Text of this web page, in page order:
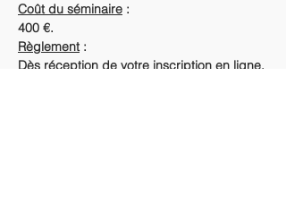
Coût du séminaire :
400 €.
Règlement :
Dès réception de votre inscription en ligne,